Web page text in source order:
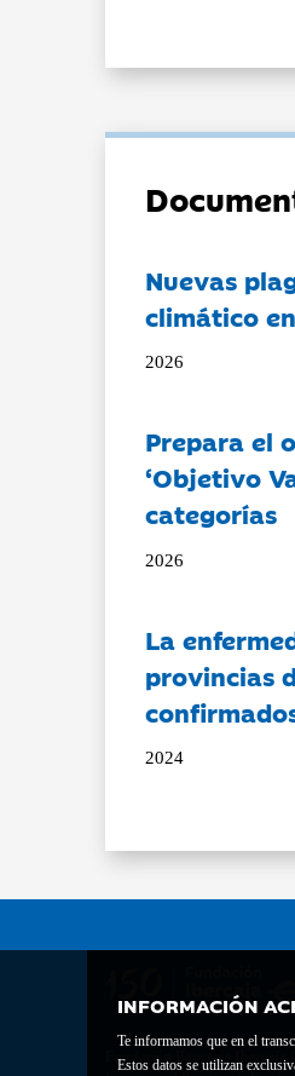
INFORMACIÓN
Te informamos que en el
Estos datos se utilizan
Nuevas
climático
2026
Prepara el
‘Objetivo
categorías
2026
La
provincias
2024
Fundación Bancaria Ibercaja